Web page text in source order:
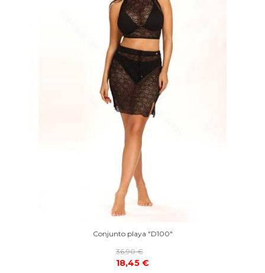
Conjunto playa "D100"
36,90 €
18,45 €